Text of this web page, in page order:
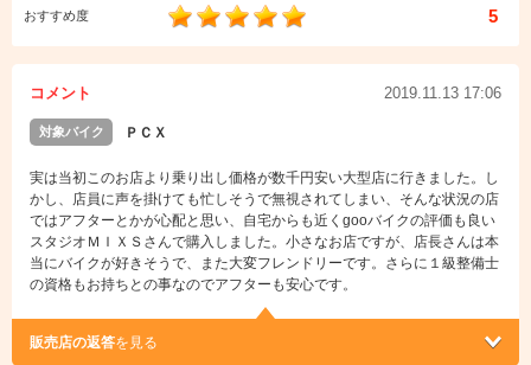
おすすめ度 5
コメント 2019.11.13 17:06
対象バイク ＰＣＸ
実は当初このお店より乗り出し価格が数千円安い大型店に行きました。し
かし、店員に声を掛けても忙しそうで無視されてしまい、そんな状況の店
ではアフターとかが心配と思い、自宅からも近くgooバイクの評価も良い
スタジオＭＩＸＳさんで購入しました。小さなお店ですが、店長さんは本
当にバイクが好きそうで、また大変フレンドリーです。さらに１級整備士
の資格もお持ちとの事なのでアフターも安心です。
販売店の返答を見る